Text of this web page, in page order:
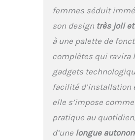
femmes séduit
son design très joli
à une palette de
complètes qui ravira
gadgets
facilité d’installation
elle s’impose
pratique au
d’une longue